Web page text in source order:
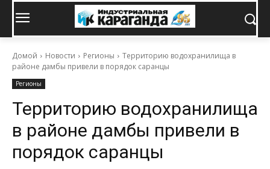
Домой Новости Регионы
Территорию водохранилища в
районе дамбы привели в порядок саранцы
Регионы
Территорию водохранилища
в районе дамбы привели в
порядок саранцы